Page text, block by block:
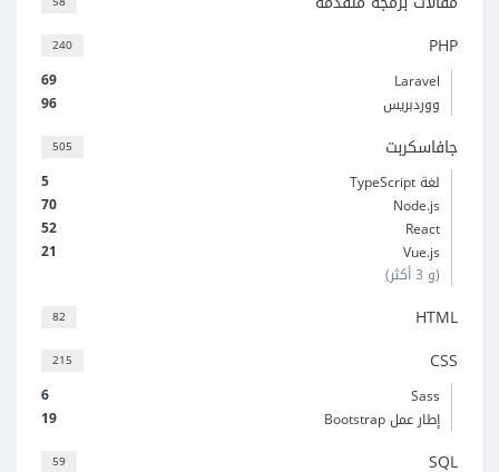
240 PHP
69
Laravel
96
ووردبريس
505 جافاسكربت
5
لغة TypeScript
70
Node.js
52
React
21
Vue.js
(و 3 أكثر)
82 HTML
215 CSS
6
Sass
19
إطار عمل Bootstrap
59 SQL